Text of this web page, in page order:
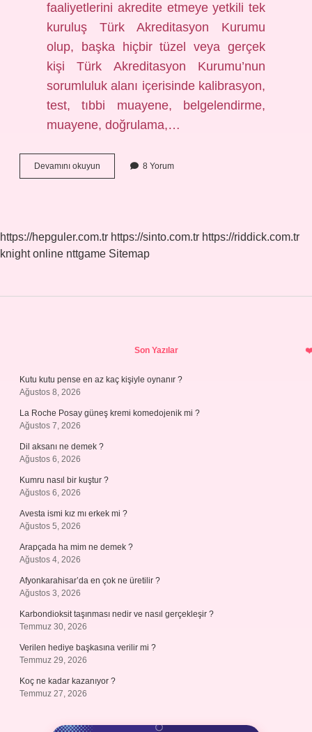
faaliyetlerini akredite etmeye yetkili tek
kuruluş Türk Akreditasyon Kurumu
olup, başka hiçbir tüzel veya gerçek
kişi Türk Akreditasyon Kurumu’nun
sorumluluk alanı içerisinde kalibrasyon,
test, tıbbi muayene, belgelendirme,
muayene, doğrulama,…
Devamını okuyun Akreditasyon
Temel
8 Yorum
https://hepguler.com.tr https://sinto.com.tr https://riddick.com.tr
knight online nttgame Sitemap
Son Yazılar
Kutu kutu pense en az kaç kişiyle oynanır ?
Ağustos 8, 2026
La Roche Posay güneş kremi komedojenik mi ?
Ağustos 7, 2026
Dil aksanı ne demek ?
Ağustos 6, 2026
Kumru nasıl bir kuştur ?
Ağustos 6, 2026
Avesta ismi kız mı erkek mi ?
Ağustos 5, 2026
Arapçada ha mim ne demek ?
Ağustos 4, 2026
Afyonkarahisar’da en çok ne üretilir ?
Ağustos 3, 2026
Karbondioksit taşınması nedir ve nasıl gerçekleşir ?
Temmuz 30, 2026
Verilen hediye başkasına verilir mi ?
Temmuz 29, 2026
Koç ne kadar kazanıyor ?
Temmuz 27, 2026